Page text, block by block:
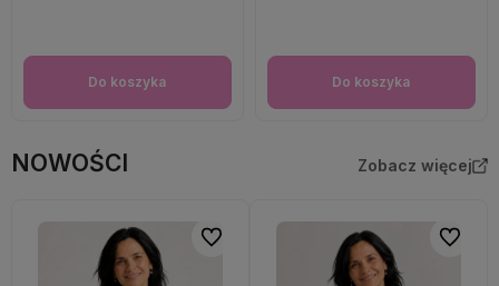
Do koszyka Do koszyka
NOWOŚCI Zobacz więcej
Do ulubionych Do